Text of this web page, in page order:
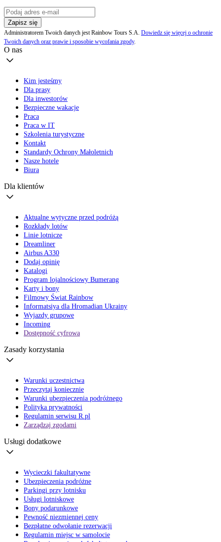
Zapisz się
Administratorem Twoich danych jest Rainbow Tours S.A. Dowiedz się więcej o ochronie
Twoich danych oraz prawie i sposobie wycofania zgody.
O nas
Kim jesteśmy
Dla prasy
Dla inwestorów
Bezpieczne wakacje
Praca
Praca w IT
Szkolenia turystyczne
Kontakt
Standardy Ochrony Małoletnich
Nasze hotele
Biura
Dla klientów
Aktualne wytyczne przed podróżą
Rozkłady lotów
Linie lotnicze
Dreamliner
Airbus A330
Dodaj opinię
Katalogi
Program lojalnościowy Bumerang
Karty i bony
Filmowy Świat Rainbow
Informatsiya dla Hromadian Ukrainy
Wyjazdy grupowe
Incoming
Dostępność cyfrowa
Zasady korzystania
Warunki uczestnictwa
Przeczytaj koniecznie
Warunki ubezpieczenia podróżnego
Polityka prywatności
Regulamin serwisu R.pl
Zarządzaj zgodami
Usługi dodatkowe
Wycieczki fakultatywne
Ubezpieczenia podróżne
Parkingi przy lotnisku
Usługi lotniskowe
Bony podarunkowe
Pewność niezmiennej ceny
Bezpłatne odwołanie rezerwacji
Regulamin miejsc w samolocie